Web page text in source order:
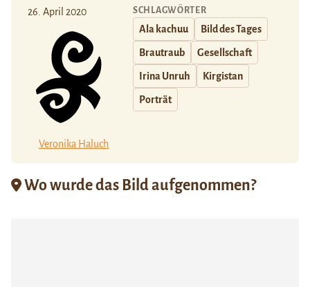
26. April 2020
Veronika Haluch
SCHLAGWÖRTER
Ala kachuu Bild des Tages
Brautraub Gesellschaft
Irina Unruh Kirgistan
Porträt
Wo wurde das Bild aufgenommen?